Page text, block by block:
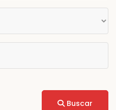
Buscar